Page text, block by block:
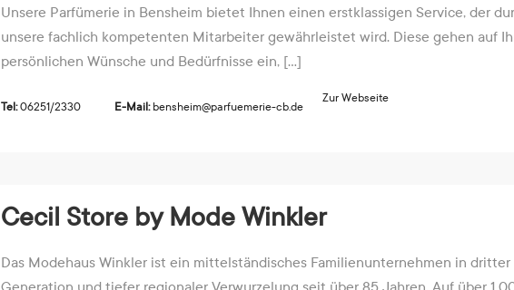
Unsere Parfümerie in Bensheim bietet Ihnen einen erstklassigen Service, der
unsere fachlich kompetenten Mitarbeiter gewährleistet wird. Diese gehen auf
persönlichen Wünsche und Bedürfnisse ein, [...]
Tel:06251/2330 E-Mail: bensheim@parfuemerie-cb.de
Zur Webseite
Cecil Store by Mode Winkler
Das Modehaus Winkler ist ein mittelständisches Familienunternehmen in dritter